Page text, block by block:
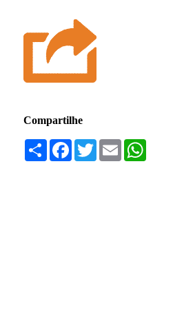
Compartilhe
Compartilhar
Facebook
TwitterEmail